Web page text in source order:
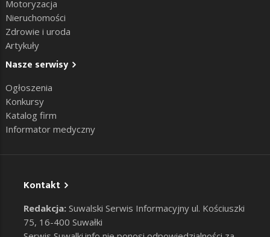
Motoryzacja
Nieruchomości
Zdrowie i uroda
Artykuły
Nasze serwisy
Ogłoszenia
Konkursy
Katalog firm
Informator medyczny
Kontakt
Redakcja: Suwalski Serwis Informacyjny ul. Kościuszki
75, 16-400 Suwałki